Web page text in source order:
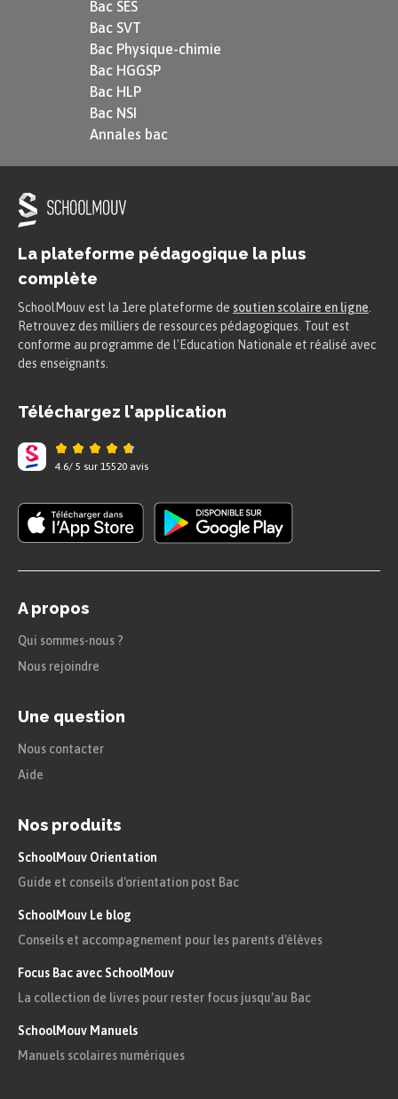
Bac SES
Bac SVT
Bac Physique-chimie
Bac HGGSP
Bac HLP
Bac NSI
Annales bac
La plateforme pédagogique la plus
complète
SchoolMouv est la 1ere plateforme de soutien scolaire en ligne
Retrouvez des milliers de ressources pédagogiques. Tout est
conforme au programme de l'Education Nationale et réalisé avec
des enseignants.
Téléchargez l'application
4.6/ 5 sur 15520 avis
A propos
Qui sommes-nous ?
Nous rejoindre
Une question
Nous contacter
Aide
Nos produits
SchoolMouv Orientation
Guide et conseils d'orientation post Bac
SchoolMouv Le blog
Conseils et accompagnement pour les parents d'élèves
Focus Bac avec SchoolMouv
La collection de livres pour rester focus jusqu'au Bac
SchoolMouv Manuels
Manuels scolaires numériques